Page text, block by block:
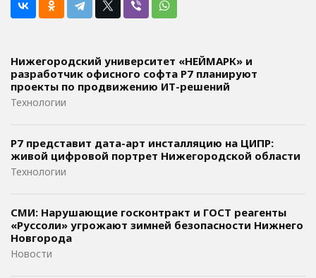
Нижегородский университет «НЕЙМАРК» и
разработчик офисного софта P7 планируют
проекты по продвижению ИТ-решений
Технологии
Р7 представит дата-арт инсталляцию на ЦИПР:
живой цифровой портрет Нижегородской области
Технологии
СМИ: Нарушающие госконтракт и ГОСТ реагенты
«Руссоли» угрожают зимней безопасности Нижнего
Новгорода
Новости